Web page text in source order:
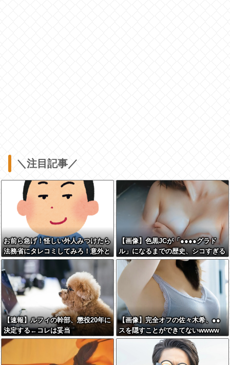
＼注目記事／
お前ら急げ！怪しい外人みつけたら
法務省にタレコミしてみろ！意外と
仕事するぞ？
【画像】色黒JCが「●●●●グラド
ル」になるまでの歴史、シコすぎる
wwww
【速報】ルフィの幹部、懲役20年に
決定する←コレは妥当
か？？？？？？？
【画像】完全オフの佐々木希、●●
スを隠すことができてないwwww